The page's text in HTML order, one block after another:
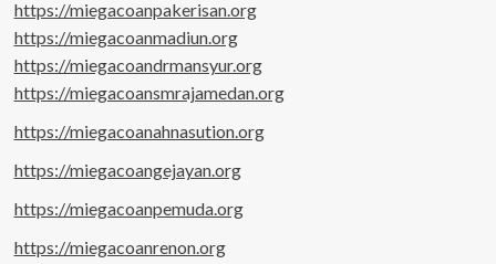
https://miegacoanpakerisan.org
https://miegacoanmadiun.org
https://miegacoandrmansyur.org
https://miegacoansmrajamedan.org
https://miegacoanahnasution.org
https://miegacoangejayan.org
https://miegacoanpemuda.org
https://miegacoanrenon.org